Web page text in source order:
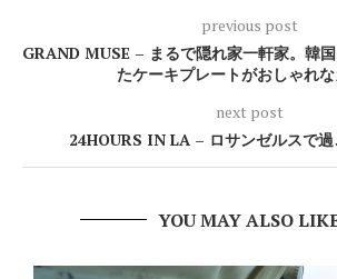
previous post
GRAND MUSE – まるで隠れ家一軒家。韓
たケーキプレートがおしゃれ
next post
24HOURS IN LA – ロサンゼルスで
YOU MAY ALSO